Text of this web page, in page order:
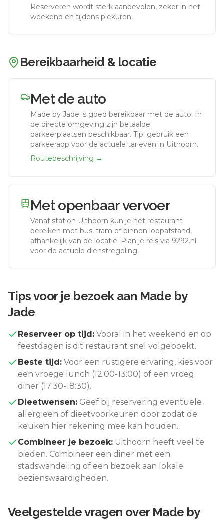
Reserveren wordt sterk aanbevolen, zeker in het
weekend en tijdens piekuren.
Bereikbaarheid & locatie
Met de auto
Made by Jade is goed bereikbaar met de auto. In
de directe omgeving zijn betaalde
parkeerplaatsen beschikbaar. Tip: gebruik een
parkeerapp voor de actuele tarieven in Uithoorn.
Routebeschrijving →
Met openbaar vervoer
Vanaf station Uithoorn kun je het restaurant
bereiken met bus, tram of binnen loopafstand,
afhankelijk van de locatie. Plan je reis via 9292.nl
voor de actuele dienstregeling.
Tips voor je bezoek aan Made by
Jade
Reserveer op tijd: Vooral in het weekend en op
feestdagen is dit restaurant snel volgeboekt.
Beste tijd: Voor een rustigere ervaring, kies voor
een vroege lunch (12:00-13:00) of een vroeg
diner (17:30-18:30).
Dieetwensen: Geef bij reservering eventuele
allergieën of dieetvoorkeuren door zodat de
keuken hier rekening mee kan houden.
Combineer je bezoek: Uithoorn heeft veel te
bieden. Combineer een diner met een
stadswandeling of een bezoek aan lokale
bezienswaardigheden.
Veelgestelde vragen over Made by